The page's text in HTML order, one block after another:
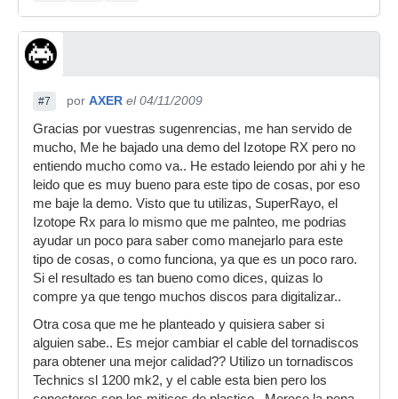
#7 por AXER el 04/11/2009
Gracias por vuestras sugenrencias, me han servido de
mucho, Me he bajado una demo del Izotope RX pero no
entiendo mucho como va.. He estado leiendo por ahi y he
leido que es muy bueno para este tipo de cosas, por eso
me baje la demo. Visto que tu utilizas, SuperRayo, el
Izotope Rx para lo mismo que me palnteo, me podrias
ayudar un poco para saber como manejarlo para este
tipo de cosas, o como funciona, ya que es un poco raro.
Si el resultado es tan bueno como dices, quizas lo
compre ya que tengo muchos discos para digitalizar..
Otra cosa que me he planteado y quisiera saber si
alguien sabe.. Es mejor cambiar el cable del tornadiscos
para obtener una mejor calidad?? Utilizo un tornadiscos
Technics sl 1200 mk2, y el cable esta bien pero los